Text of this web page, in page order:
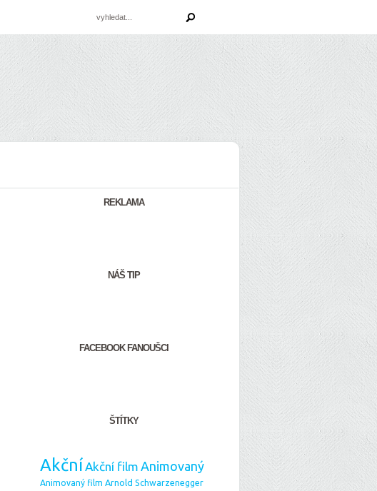
REKLAMA
NÁŠ TIP
FACEBOOK FANOUŠCI
ŠTÍTKY
AkčníAkční film Animovaný
Animovaný film Arnold Schwarzenegger